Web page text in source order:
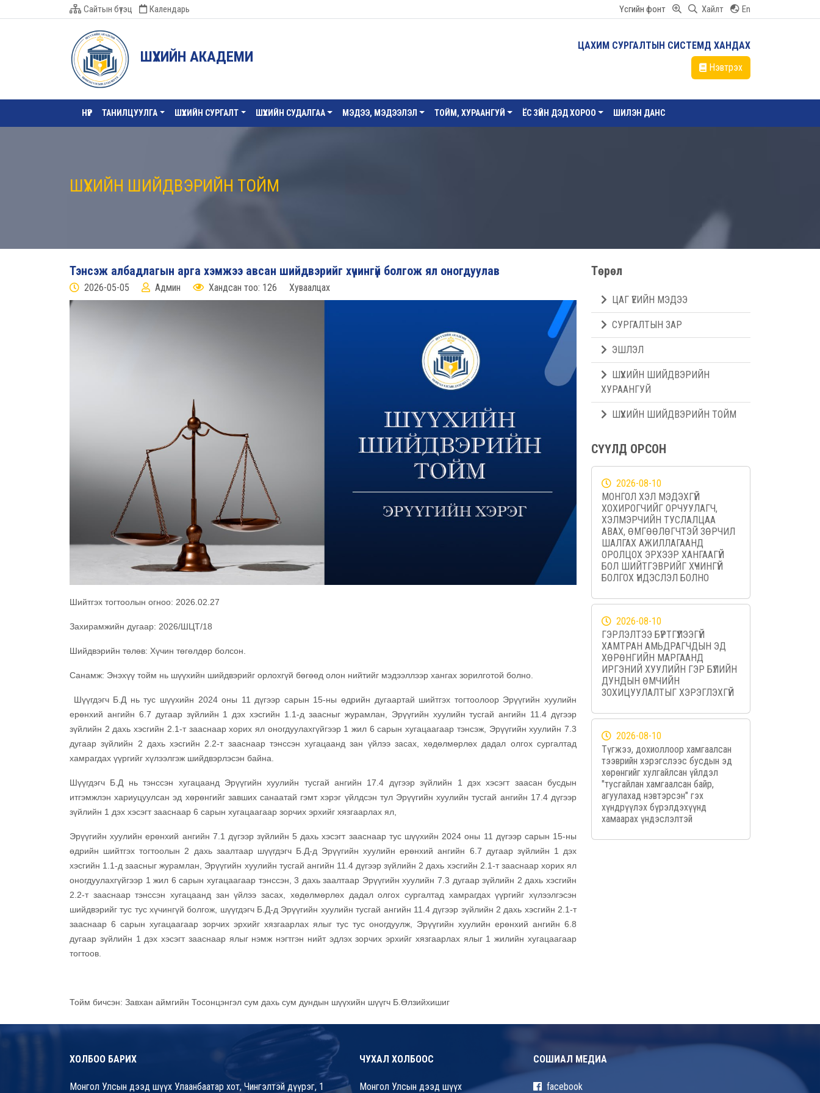
Сайтын бүтэц Календарь Үсгийн фонт Хайлт En
ШҮҮХИЙН АКАДЕМИ
ЦАХИМ СУРГАЛТЫН СИСТЕМД ХАНДАХ
Нэвтрэх
НҮҮР ТАНИЛЦУУЛГА ШҮҮХИЙН СУРГАЛТ ШҮҮХИЙН СУДАЛГАА МЭДЭЭ, МЭДЭЭЛЭЛ ТОЙМ, ХУРААНГУЙ ЁС ЗҮЙН ДЭД ХОРОО ШИЛЭН ДАНС
ШҮҮХИЙН ШИЙДВЭРИЙН ТОЙМ
Тэнсэж албадлагын арга хэмжээ авсан шийдвэрийг хүчингүй болгож ял оногдуулав
2026-05-05 Админ Хандсан тоо: 126 Хуваалцах
Шийтгэх тогтоолын огноо: 2026.02.27
Захирамжийн дугаар: 2026/ШЦТ/18
Шийдвэрийн төлөв: Хүчин төгөлдөр болсон.
Санамж: Энэхүү тойм нь шүүхийн шийдвэрийг орлохгүй бөгөөд олон нийтийг мэдээллээр хангах зорилготой болно.
Шүүгдэгч Б.Д нь тус шүүхийн 2024 оны 11 дүгээр сарын 15-ны өдрийн дугаартай шийтгэх тогтоолоор Эрүүгийн хуулийн
ерөнхий ангийн 6.7 дугаар зүйлийн 1 дэх хэсгийн 1.1-д заасныг журамлан, Эрүүгийн хуулийн тусгай ангийн 11.4 дүгээр
зүйлийн 2 дахь хэсгийн 2.1-т зааснаар хорих ял оногдуулахгүйгээр 1 жил 6 сарын хугацаагаар тэнсэж, Эрүүгийн хуулийн 7.3
дугаар зүйлийн 2 дахь хэсгийн 2.2-т зааснаар тэнссэн хугацаанд зан үйлээ засах, хөдөлмөрлөх дадал олгох сургалтад
хамрагдах үүргийг хүлээлгэж шийдвэрлэсэн байна.
Шүүгдэгч Б.Д нь тэнссэн хугацаанд Эрүүгийн хуулийн тусгай ангийн 17.4 дүгээр зүйлийн 1 дэх хэсэгт заасан бусдын
итгэмжлэн хариуцуулсан эд хөрөнгийг завших санаатай гэмт хэрэг үйлдсэн тул Эрүүгийн хуулийн тусгай ангийн 17.4 дүгээр
зүйлийн 1 дэх хэсэгт зааснаар 6 сарын хугацаагаар зорчих эрхийг хязгаарлах ял,
Эрүүгийн хуулийн ерөнхий ангийн 7.1 дүгээр зүйлийн 5 дахь хэсэгт зааснаар тус шүүхийн 2024 оны 11 дүгээр сарын 15-ны
өдрийн шийтгэх тогтоолын 2 дахь заалтаар шүүгдэгч Б.Д-д Эрүүгийн хуулийн ерөнхий ангийн 6.7 дугаар зүйлийн 1 дэх
хэсгийн 1.1-д заасныг журамлан, Эрүүгийн хуулийн тусгай ангийн 11.4 дүгээр зүйлийн 2 дахь хэсгийн 2.1-т зааснаар хорих ял
оногдуулахгүйгээр 1 жил 6 сарын хугацаагаар тэнссэн, 3 дахь заалтаар Эрүүгийн хуулийн 7.3 дугаар зүйлийн 2 дахь хэсгийн
2.2-т зааснаар тэнссэн хугацаанд зан үйлээ засах, хөдөлмөрлөх дадал олгох сургалтад хамрагдах үүргийг хүлээлгэсэн
шийдвэрийг тус тус хүчингүй болгож, шүүгдэгч Б.Д-д Эрүүгийн хуулийн тусгай ангийн 11.4 дүгээр зүйлийн 2 дахь хэсгийн 2.1-т
зааснаар 6 сарын хугацаагаар зорчих эрхийг хязгаарлах ялыг тус тус оногдуулж, Эрүүгийн хуулийн ерөнхий ангийн 6.8
дугаар зүйлийн 1 дэх хэсэгт зааснаар ялыг нэмж нэгтгэн нийт эдлэх зорчих эрхийг хязгаарлах ялыг 1 жилийн хугацаагаар
тогтоов.
Тойм бичсэн: Завхан аймгийн Тосонцэнгэл сум дахь сум дундын шүүхийн шүүгч Б.Өлзийхишиг
Төрөл
ЦАГ ҮЕИЙН МЭДЭЭ
СУРГАЛТЫН ЗАР
ЭШЛЭЛ
ШҮҮХИЙН ШИЙДВЭРИЙН
ХУРААНГУЙ
ШҮҮХИЙН ШИЙДВЭРИЙН ТОЙМ
СҮҮЛД ОРСОН
2026-08-10
МОНГОЛ ХЭЛ МЭДЭХГҮЙ
ХОХИРОГЧИЙГ ОРЧУУЛАГЧ,
ХЭЛМЭРЧИЙН ТУСЛАЛЦАА
АВАХ, ӨМГӨӨЛӨГЧТЭЙ ЗӨРЧИЛ
ШАЛГАХ АЖИЛЛАГААНД
ОРОЛЦОХ ЭРХЭЭР ХАНГААГҮЙ
БОЛ ШИЙТГЭВРИЙГ ХҮЧИНГҮЙ
БОЛГОХ ҮНДЭСЛЭЛ БОЛНО
2026-08-10
ГЭРЛЭЛТЭЭ БҮРТГҮҮЛЭЭГҮЙ
ХАМТРАН АМЬДРАГЧДЫН ЭД
ХӨРӨНГИЙН МАРГААНД
ИРГЭНИЙ ХУУЛИЙН ГЭР БҮЛИЙН
ДУНДЫН ӨМЧИЙН
ЗОХИЦУУЛАЛТЫГ ХЭРЭГЛЭХГҮЙ
2026-08-10
Түгжээ, дохиоллоор хамгаалсан
тээврийн хэрэгслээс бусдын эд
хөрөнгийг хулгайлсан үйлдэл
"тусгайлан хамгаалсан байр,
агуулахад нэвтэрсэн" гэх
хүндрүүлэх бүрэлдэхүүнд
хамаарах үндэслэлтэй
ХОЛБОО БАРИХ
Монгол Улсын дээд шүүх Улаанбаатар хот, Чингэлтэй дүүрэг, 1
ЧУХАЛ ХОЛБООС
Монгол Улсын дээд шүүх
СОШИАЛ МЕДИА
facebook